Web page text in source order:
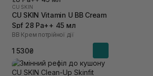
CU SKIN
CU SKIN Vitamin U BB Cream
Spf 28 Pa++ 45 мл
BB Крем потрійної дії
1 530₴